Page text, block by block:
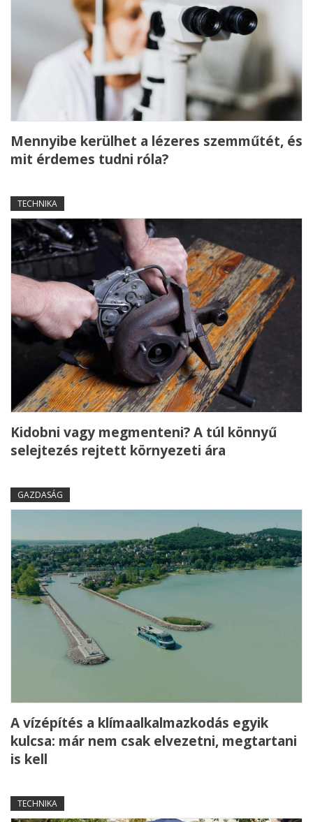
Mennyibe kerülhet a lézeres szemműtét, és
mit érdemes tudni róla?
TECHNIKA
Kidobni vagy megmenteni? A túl könnyű
selejtezés rejtett környezeti ára
GAZDASÁG
A vízépítés a klímaalkalmazkodás egyik
kulcsa: már nem csak elvezetni, megtartani
is kell
TECHNIKA